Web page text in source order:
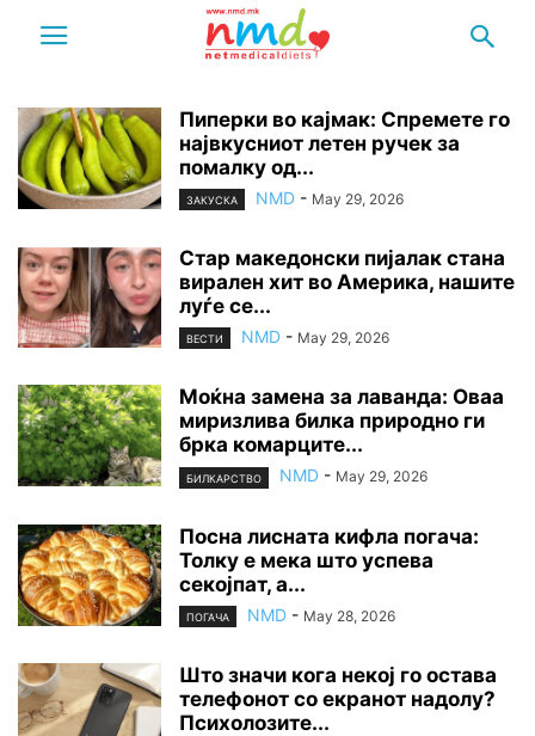
Пиперки во кајмак: Спремете го
највкусниот летен ручек за
помалку од...
ЗАКУСКА NMD - May 29, 2026
Стар македонски пијалак стана
вирален хит во Америка, нашите
луѓе се...
ВЕСТИ NMD - May 29, 2026
Моќна замена за лаванда: Оваа
миризлива билка природно ги
брка комарците...
БИЛКАРСТВО NMD - May 29, 2026
Посна лисната кифла погача:
Толку е мека што успева
секојпат, а...
ПОГАЧА NMD - May 28, 2026
Што значи кога некој го остава
телефонот со екранот надолу?
Психолозите...